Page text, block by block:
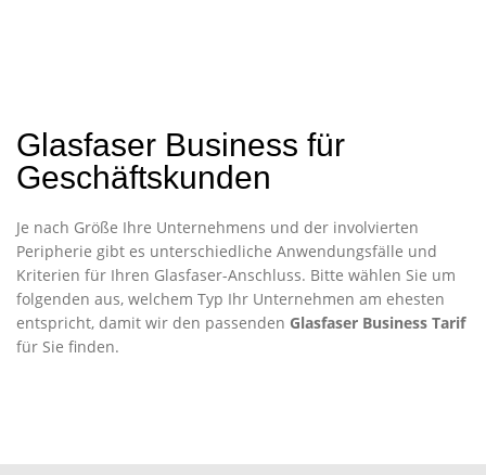
Glasfaser Business für
Geschäftskunden
Je nach Größe Ihre Unternehmens und der involvierten
Peripherie gibt es unterschiedliche Anwendungsfälle und
Kriterien für Ihren Glasfaser-Anschluss. Bitte wählen Sie um
folgenden aus, welchem Typ Ihr Unternehmen am ehesten
entspricht, damit wir den passenden Glasfaser Business Tarif
für Sie finden.